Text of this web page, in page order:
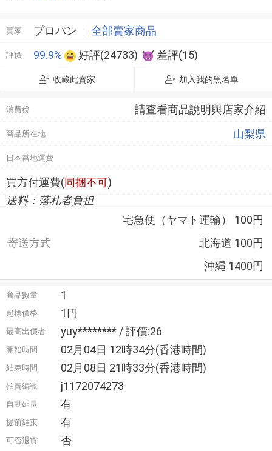
賣家 プロパン 全部賣家商品
評價 99.9% 好評(24733) 差評(15)
收藏此賣家 加入我的黑名單
消費稅 請查看商品說明與店家介紹
商品所在地 山梨県
日本當地運費
買方付運費(同捆不可)
送料：落札者負担
寄送方式
宅急便（ヤマト運輸） 100円
北海道 100円
沖縄 1400円
商品數量 1
起標價格 1円
最高出價者 yuy******** / 評價:26
開始時間 02月04日 12時34分(香港時間)
結束時間 02月08日 21時33分(香港時間)
拍賣編號 j1172074273
自動延長 有
提前結束 有
可否退貨 否